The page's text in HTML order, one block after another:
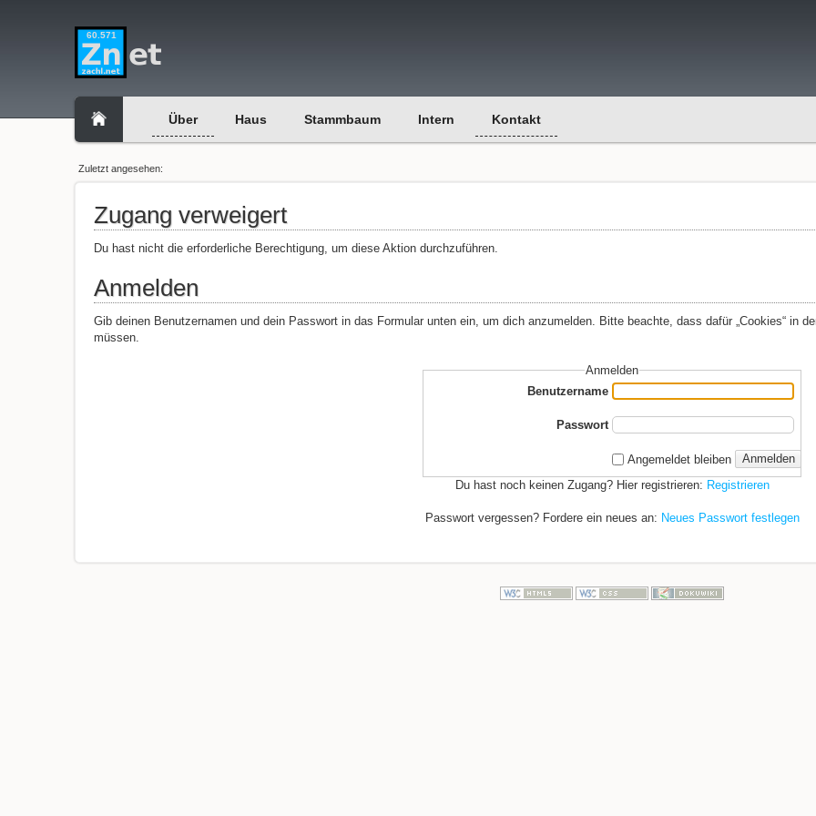
60.571
Über Haus Stammbaum Intern Kontakt
Zuletzt angesehen:
Zugang verweigert
Du hast nicht die erforderliche Berechtigung, um diese Aktion durchzuführen.
Anmelden
Gib deinen Benutzernamen und dein Passwort in das Formular unten ein, um dich anzumelden. Bitte beachte, dass dafür „Cookies“ in
müssen.
Anmelden
Benutzername
Passwort
Angemeldet bleiben
Anmelden
Du hast noch keinen Zugang? Hier registrieren: Registrieren
Passwort vergessen? Fordere ein neues an: Neues Passwort festlegen